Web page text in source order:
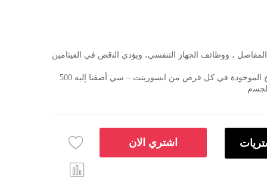
، ﻭﻭﻇﺎﺋﻒ ﺍﻟﺠﻬﺎﺯ ﺍﻟﺘﻨﻔﺴﻲ، ﻭﻳﺆﺩﻱ ﺍﻟﻨقص ﻓﻲ ﺍﻟﻔﻴﺘﺎﻣﻴﻦ
ﻭﻟﺘﻀﻤﻦ ﺍﻣﺘﺼﺎﺻﺎ ﻓﻌﺎﻻ ﻟﻠـ 60 ﻣﻠﺠﻢ ﻣﻦ ﻓﻴﺘﺎﻣﻴﻦ ﺝ ﺍﻟﻤﻮﺟﻮﺩﺓ ﻓﻲ ﻛﻞ ﻗﺮﺹ ﻣﻦ ﺍﺑﺴﻮﺭﺑﻨﺖ – ﺳﻲ ﺃﺿﻔﻨﺎ ﺇﻟﻴﻪ 500
اشتري الان